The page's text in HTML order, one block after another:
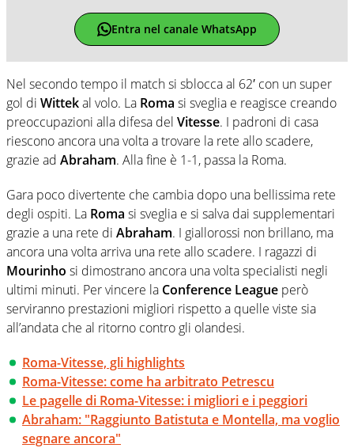
Entra nel canale WhatsApp
Nel secondo tempo il match si sblocca al 62′ con un super
gol di Wittekal volo. La Roma si sveglia e reagisce creando
preoccupazioni alla difesa del Vitesse. I padroni di casa
riescono ancora una volta a trovare la rete allo scadere,
grazie ad Abraham. Alla fine è 1-1, passa la Roma.
Gara poco divertente che cambia dopo una bellissima rete
degli ospiti. La Roma si sveglia e si salva dai supplementari
grazie a una rete di Abraham. I giallorossi non brillano, ma
ancora una volta arriva una rete allo scadere. I ragazzi di
Mourinho si dimostrano ancora una volta specialisti negli
ultimi minuti. Per vincere la Conference League però
serviranno prestazioni migliori rispetto a quelle viste sia
all’andata che al ritorno contro gli olandesi.
Roma-Vitesse, gli highlights
Roma-Vitesse: come ha arbitrato Petrescu
Le pagelle di Roma-Vitesse: i migliori e i peggiori
Abraham: "Raggiunto Batistuta e Montella, ma voglio
segnare ancora"